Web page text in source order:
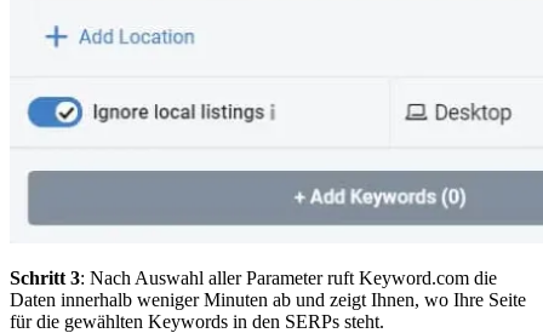
Schritt 3: Nach Auswahl aller Parameter ruft Keyword.com die
Daten innerhalb weniger Minuten ab und zeigt Ihnen, wo Ihre Seite
für die gewählten Keywords in den SERPs steht.